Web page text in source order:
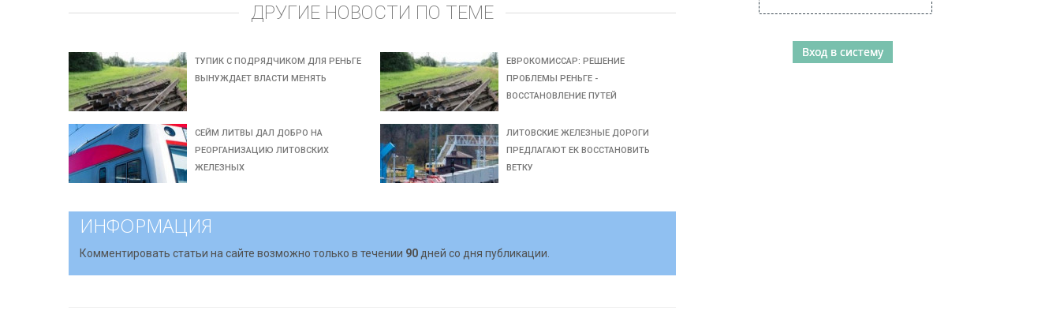
ДРУГИЕ НОВОСТИ ПО ТЕМЕ
ТУПИК С ПОДРЯДЧИКОМ ДЛЯ РЕНЬГЕ
ВЫНУЖДАЕТ ВЛАСТИ МЕНЯТЬ
ЕВРОКОМИССАР: РЕШЕНИЕ
ПРОБЛЕМЫ РЕНЬГЕ -
ВОССТАНОВЛЕНИЕ ПУТЕЙ
СЕЙМ ЛИТВЫ ДАЛ ДОБРО НА
РЕОРГАНИЗАЦИЮ ЛИТОВСКИХ
ЖЕЛЕЗНЫХ
ЛИТОВСКИЕ ЖЕЛЕЗНЫЕ ДОРОГИ
ПРЕДЛАГАЮТ ЕК ВОССТАНОВИТЬ
ВЕТКУ
ИНФОРМАЦИЯ
Комментировать статьи на сайте возможно только в течении 90 дней со дня публикации.